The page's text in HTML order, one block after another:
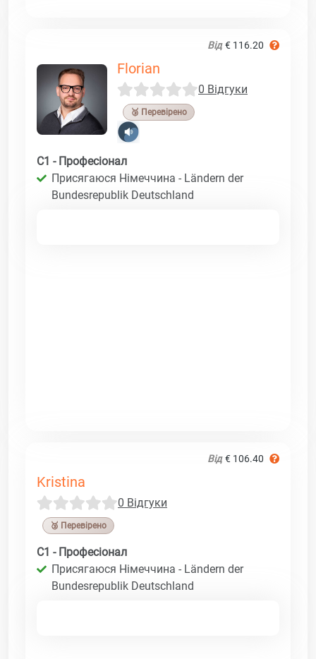
Від € 116.20
Florian
0 Відгуки
🥉 Перевірено
C1 - Професіонал
Присягаюся Німеччина - Ländern der
Bundesrepublik Deutschland
Від € 106.40
Kristina
0 Відгуки
🥉 Перевірено
C1 - Професіонал
Присягаюся Німеччина - Ländern der
Bundesrepublik Deutschland